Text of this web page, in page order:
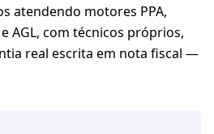
atendendo motores PPA,
AGL, com técnicos próprios,
real escrita em nota fiscal —